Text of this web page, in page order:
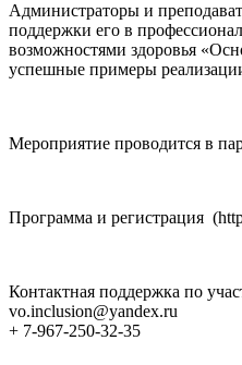
Администраторы и
поддержки его в
возможностями здоровья
успешные примеры
Мероприятие проводится в
Программа и регистрация
Контактная поддержка по
vo.inclusion@yandex.ru
+ 7-967-250-32-35